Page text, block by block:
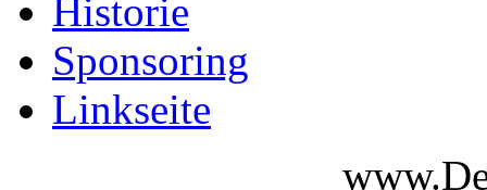
Historie
Sponsoring
Linkseite